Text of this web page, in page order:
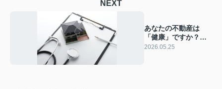
NEXT
あなたの不動産は
「健康」ですか？手
遅れになる前に受け
2026.05.25